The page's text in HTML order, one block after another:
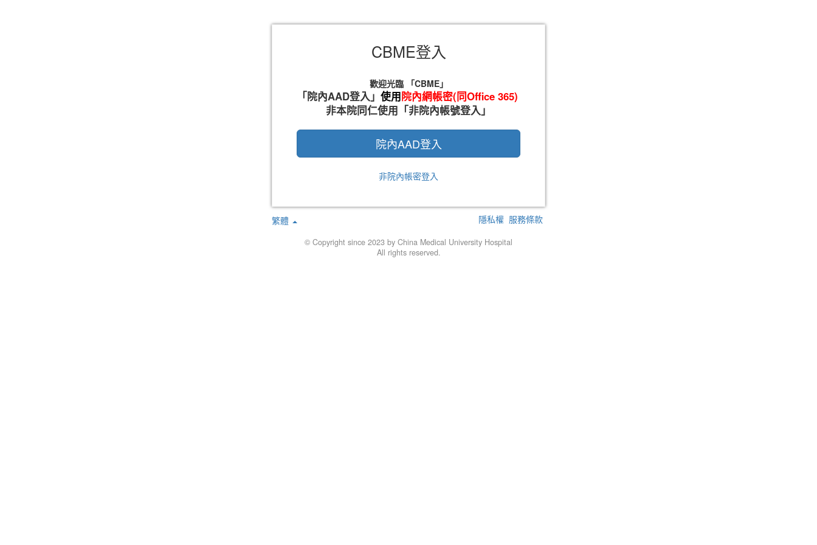
CBME登入
歡迎光臨 「CBME」
「院內AAD登入」 使用院內網帳密(同Office 365)
非本院同仁使用「非院內帳號登入」
院內AAD登入
非院內帳密登入
繁體 隱私權 服務條款
© Copyright since 2023 by China Medical University Hospital
All rights reserved.